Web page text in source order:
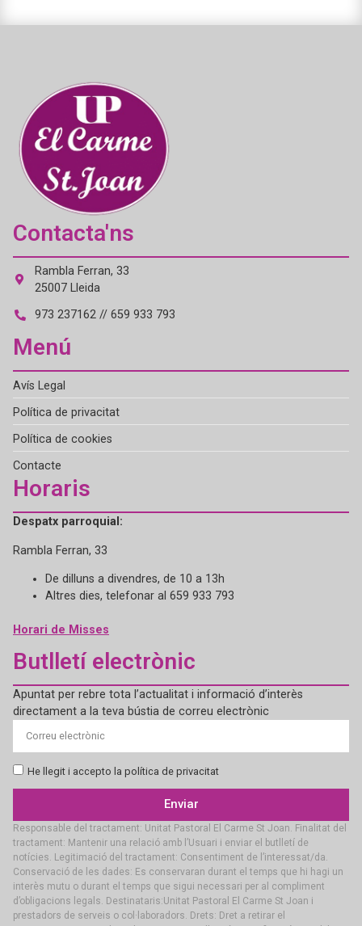
Contacta'ns
Rambla Ferran, 33
25007 Lleida
973 237162 // 659 933 793
Menú
Avís Legal
Política de privacitat
Política de cookies
Contacte
Horaris
Despatx parroquial:
Rambla Ferran, 33
De dilluns a divendres, de 10 a 13h
Altres dies, telefonar al 659 933 793
Horari de Misses
Butlletí electrònic
Apuntat per rebre tota l’actualitat i informació d’interès
directament a la teva bústia de correu electrònic
He llegit i accepto la política de privacitat
Enviar
Responsable del tractament: Unitat Pastoral El Carme St Joan. Finalitat del
tractament: Mantenir una relació amb l’Usuari i enviar el butlletí de
notícies. Legitimació del tractament: Consentiment de l’interessat/da.
Conservació de les dades: Es conservaran durant el temps que hi hagi un
interès mutu o durant el temps que sigui necessari per al compliment
d’obligacions legals. Destinataris:Unitat Pastoral El Carme St Joan i
prestadors de serveis o col·laboradors. Drets: Dret a retirar el